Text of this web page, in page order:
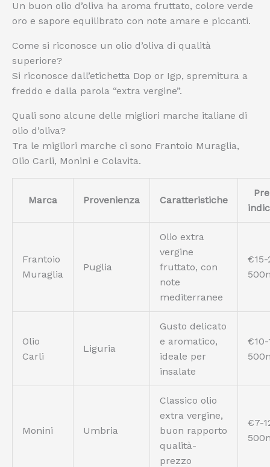
Un buon olio d’oliva ha aroma fruttato, colore verde
oro e sapore equilibrato con note amare e piccanti.
Come si riconosce un olio d’oliva di qualità
superiore?
Si riconosce dall’etichetta Dop or Igp, spremitura a
freddo e dalla parola “extra vergine”.
Quali sono alcune delle migliori marche italiane di
olio d’oliva?
Tra le migliori marche ci sono Frantoio Muraglia,
Olio Carli, Monini e Colavita.
Marca Provenienza Caratteristiche
Frantoio
Muraglia
Puglia
Olio extra
vergine
fruttato, con
note
mediterranee
Olio
Carli
Liguria
Gusto delicato
e aromatico,
ideale per
insalate
Monini Umbria
Classico olio
extra vergine,
buon rapporto
qualità-
prezzo
€7-